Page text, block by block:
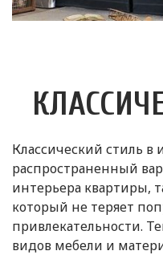
Классический стиль в
распространенный
интерьера квартиры,
который не теряет
привлекательности.
видов мебели и